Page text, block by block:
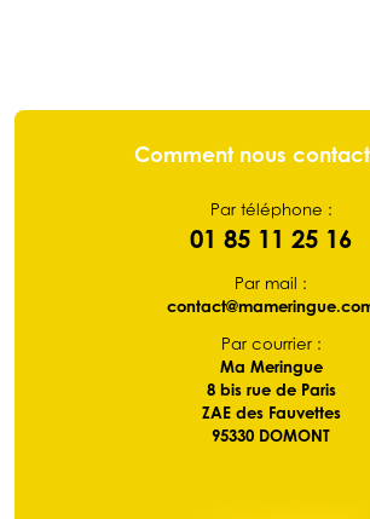
Comment nous
Par téléphone :
01 85 11 25 16
Par mail :
Par courrier :
Ma Meringue
8 bis rue de Paris
ZAE des Fauvettes
95330 DOMONT